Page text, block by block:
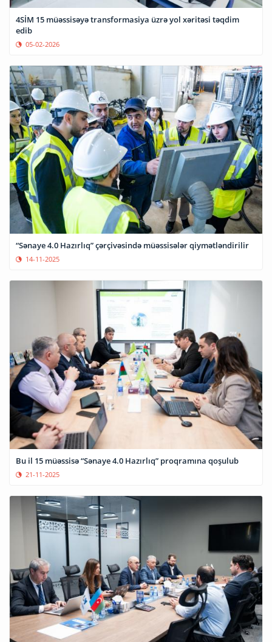
4SİM 15 müəssisəyə transformasiya üzrə yol xəritəsi təqdim
edib
05-02-2026
“Sənaye 4.0 Hazırlıq” çərçivəsində müəssisələr qiymətləndirilir
14-11-2025
Bu il 15 müəssisə “Sənaye 4.0 Hazırlıq” proqramına qoşulub
21-11-2025